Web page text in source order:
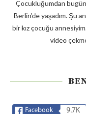
Çocukluğumdan
Berlin’de yaşadım. Şu
bir kız çocuğu
video
Facebook 9.7K